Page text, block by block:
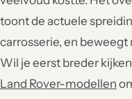
toont de actuele
carrosserie, en
Wil je eerst breder
Land Rover-modellen